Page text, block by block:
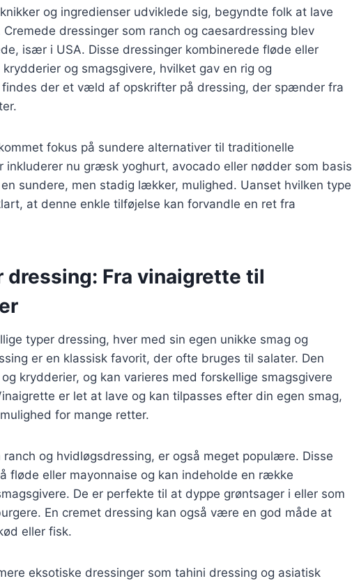
og ingredienser udviklede sig, begyndte folk at lave
dressinger som ranch og caesardressing blev
især i USA. Disse dressinger kombinerede fløde eller
og smagsgivere, hvilket gav en rig og
der et væld af opskrifter på dressing, der spænder fra
fokus på sundere alternativer til traditionelle
inkluderer nu græsk yoghurt, avocado eller nødder som basis
sundere, men stadig lækker, mulighed. Uanset hvilken type
at denne enkle tilføjelse kan forvandle en ret fra
dressing: Fra vinaigrette til
typer dressing, hver med sin egen unikke smag og
er en klassisk favorit, der ofte bruges til salater. Den
krydderier, og kan varieres med forskellige smagsgivere
er let at lave og kan tilpasses efter din egen smag,
for mange retter.
ranch og hvidløgsdressing, er også meget populære. Disse
fløde eller mayonnaise og kan indeholde en række
De er perfekte til at dyppe grøntsager i eller som
En cremet dressing kan også være en god måde at
eller fisk.
eksotiske dressinger som tahini dressing og asiatisk